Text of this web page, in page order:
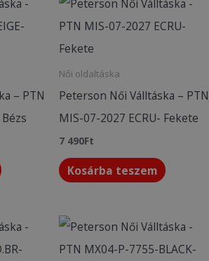
– PTN
Női oldaltáska
Peterson Női Válltáska – PTN
MIS-07-2027 ECRU- Fekete
7 490Ft
Kosárba teszem